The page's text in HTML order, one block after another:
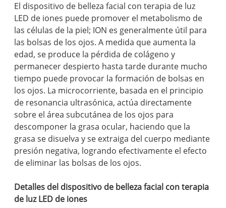
El dispositivo de belleza facial con terapia de luz
LED de iones puede promover el metabolismo de
las células de la piel; ION es generalmente útil para
las bolsas de los ojos. A medida que aumenta la
edad, se produce la pérdida de colágeno y
permanecer despierto hasta tarde durante mucho
tiempo puede provocar la formación de bolsas en
los ojos. La microcorriente, basada en el principio
de resonancia ultrasónica, actúa directamente
sobre el área subcutánea de los ojos para
descomponer la grasa ocular, haciendo que la
grasa se disuelva y se extraiga del cuerpo mediante
presión negativa, logrando efectivamente el efecto
de eliminar las bolsas de los ojos.
Detalles del dispositivo de belleza facial con terapia
de luz LED de iones